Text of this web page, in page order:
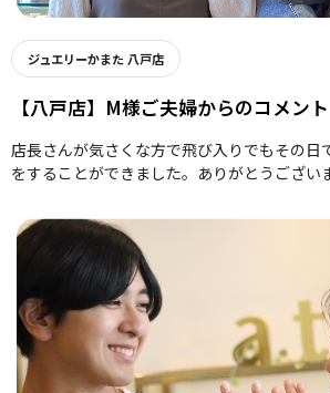
ジュエリーかまた 八戸店
【八戸店】M様ご夫婦からのコメント
店長さんが気さくな方で飛び入りでもその日
をすることができました。ありがとうござい